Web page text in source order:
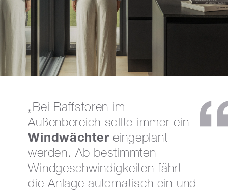
„Bei Raffstoren im
Außenbereich sollte immer ein
Windwächtereingeplant
werden. Ab bestimmten
Windgeschwindigkeiten fährt
die Anlage automatisch ein und